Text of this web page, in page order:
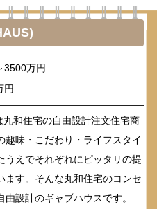
3500万円
円
和住宅の自由設計注文住宅商
趣味・こだわり・ライフスタイ
うえでそれぞれにピッタリの提
ます。そんな丸和住宅のコンセ
設計のギャブハウスです。